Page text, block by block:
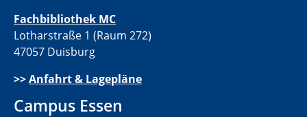
Fachbibliothek MC
Lotharstraße 1 (Raum 272)
47057 Duisburg
>>Anfahrt & Lagepläne
Campus Essen